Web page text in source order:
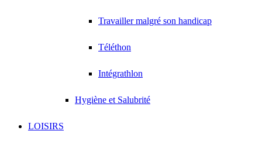
Travailler malgré son handicap
Téléthon
Intégrathlon
Hygiène et Salubrité
LOISIRS